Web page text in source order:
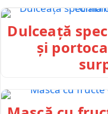
Dulceață
și